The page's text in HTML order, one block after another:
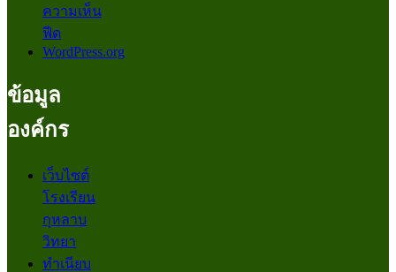
ความเห็น
ฟีด
WordPress.org
ข้อมูล
องค์กร
เว็บไซต์
โรงเรียน
กุหลาบ
วิทยา
ทำเนียบ